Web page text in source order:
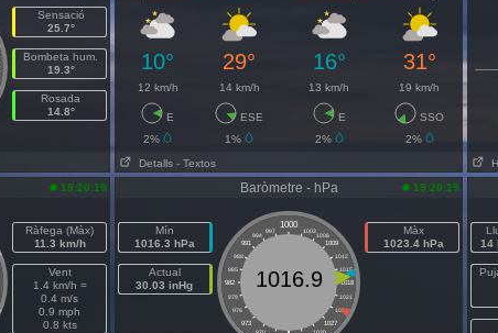
Sensació
25.7°
Bombeta hum.
19.3°
Rosada
14.8°
10° 29° 16° 31°
12 km/h 14 km/h 13 km/h 19 km/h
E ESE E
SSO
2%
1% 2%
2%
Detalls - Textos
19:20:19
Ràfega (Màx)
11.3 km/h
Vent
1.4 km/h =
0.4 m/s
0.9 mph
0.8 kts
Baròmetre - hPa 19:20:19
Mín
1016.3 hPa
Actual
30.03 inHg
1000
997 1003
994
1006
991
1009
988
1012
985
1015
982
1018
979
1021
976
1024
973
1027
1016.9
Màx
1023.4 hPa
14